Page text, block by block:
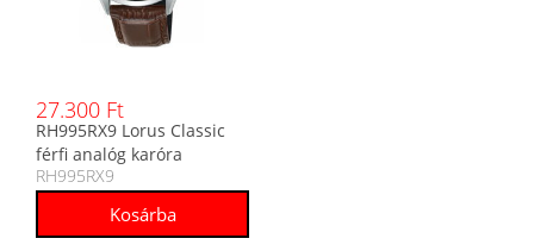
27.300 Ft
RH995RX9 Lorus Classic
férfi analóg karóra
RH995RX9